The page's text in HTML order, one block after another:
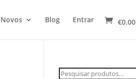
Blog Entrar €0.00